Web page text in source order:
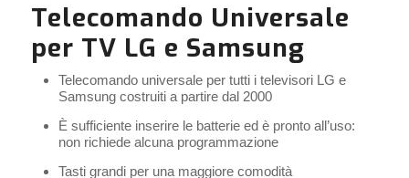
Telecomando Universale
per TV LG e Samsung
Telecomando universale per tutti i televisori LG e
Samsung costruiti a partire dal 2000
È sufficiente inserire le batterie ed è pronto all’uso:
non richiede alcuna programmazione
Tasti grandi per una maggiore comodità